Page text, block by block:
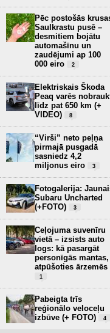
Pēc postošās
Saulkrastu pusē –
desmitiem bojātu
automašīnu un
zaudējumi ap 100
000 eiro
2
Elektriskais Škoda
Peaq varēs
līdz pat 650 km (+
VIDEO)
8
“Virši” neto peļņa
pirmajā pusgadā
sasniedz 4,2
miljonus eiro
3
Fotogalerija:
Subaru Uncharted
(+FOTO)
3
Ceļojuma suvenīru
vietā – izsists auto
logs: kā pasargāt
personīgās mantas,
atpūšoties ārzemēs
1
Pabeigta trīs
reģionālo veloceļu
izbūve (+ FOTO)
4